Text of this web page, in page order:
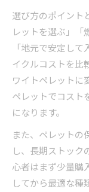
選び方のポイント
レットを選ぶ」「
「地元で安定し
イクルコストを比
ワイトペレットに
ペレットでコスト
になります。
また、ペレットの
し、長期ストック
心者はまず少量購
してから最適な種